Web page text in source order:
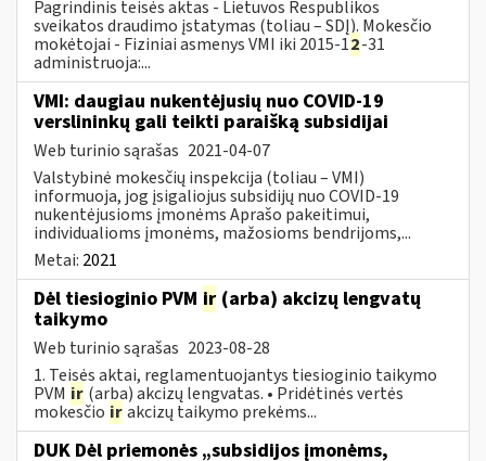
Pagrindinis teisės aktas - Lietuvos Respublikos
sveikatos draudimo įstatymas (toliau – SDĮ). Mokesčio
mokėtojai - Fiziniai asmenys VMI iki 2015-12-31
administruoja:...
VMI: daugiau nukentėjusių nuo COVID-19
verslininkų gali teikti paraišką subsidijai
Web turinio sąrašas 2021-04-07
Valstybinė mokesčių inspekcija (toliau – VMI)
informuoja, jog įsigaliojus subsidijų nuo COVID-19
nukentėjusioms įmonėms Aprašo pakeitimui,
individualioms įmonėms, mažosioms bendrijoms,...
Metai: 2021
Dėl tiesioginio PVM ir (arba) akcizų lengvatų
taikymo
Web turinio sąrašas 2023-08-28
1. Teisės aktai, reglamentuojantys tiesioginio taikymo
PVM ir (arba) akcizų lengvatas. • Pridėtinės vertės
mokesčio irakcizų taikymo prekėms...
DUK Dėl priemonės „subsidijos įmonėms,